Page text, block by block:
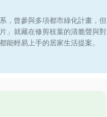
，曾參與多項都市綠化計畫，但
」就藏在修剪枝葉的清脆聲與對
輕易上手的居家生活提案。